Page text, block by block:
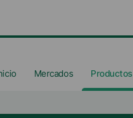
Mercados Productos